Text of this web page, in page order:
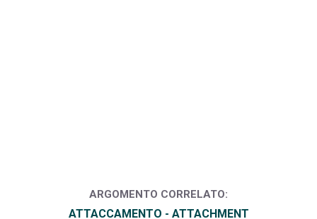
ARGOMENTO CORRELATO:
ATTACCAMENTO - ATTACHMENT